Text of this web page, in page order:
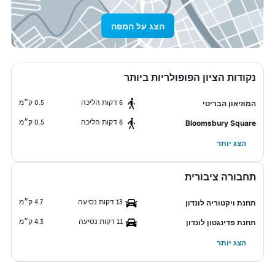
הצג על המפה
נקודות הציון הפופולריות ביותר
המוזיאון הבריטי 6 דקות הליכה 0.5 ק״מ
Bloomsbury Square 6 דקות הליכה 0.5 ק״מ
הצג יותר
תחבורה ציבורית
תחנת ויקטוריה לונדון 13 דקות נסיעה 4.7 ק״מ
תחנת פדינגטון לונדון 11 דקות נסיעה 4.3 ק״מ
הצג יותר